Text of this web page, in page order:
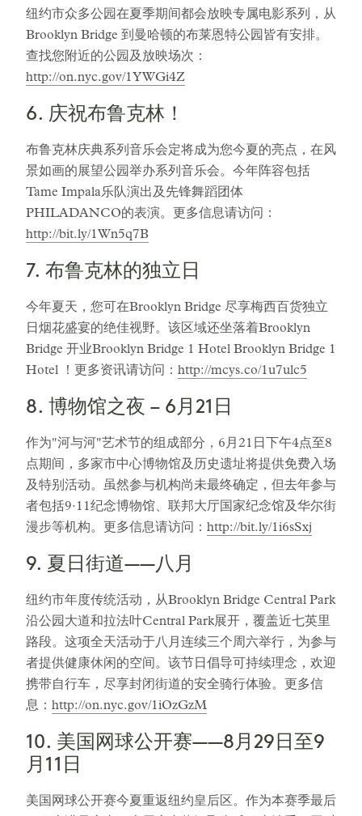
纽约市众多公园在夏季期间都会放映专属电影系列，从
Brooklyn Bridge 到曼哈顿的布莱恩特公园皆有安排。
查找您附近的公园及放映场次：
http://on.nyc.gov/1YWGi4Z
6. 庆祝布鲁克林！
布鲁克林庆典系列音乐会定将成为您今夏的亮点，在风
景如画的展望公园举办系列音乐会。今年阵容包括
Tame Impala乐队演出及先锋舞蹈团体
PHILADANCO的表演。更多信息请访问：
http://bit.ly/1Wn5q7B
7. 布鲁克林的独立日
今年夏天，您可在Brooklyn Bridge 尽享梅西百货独立
日烟花盛宴的绝佳视野。该区域还坐落着Brooklyn
Bridge 开业Brooklyn Bridge 1 Hotel Brooklyn Bridge 1
Hotel ！更多资讯请访问： http://mcys.co/1u7ulc5
8. 博物馆之夜 – 6月21日
作为"河与河"艺术节的组成部分，6月21日下午4点至8
点期间，多家市中心博物馆及历史遗址将提供免费入场
及特别活动。虽然参与机构尚未最终确定，但去年参与
者包括9·11纪念博物馆、联邦大厅国家纪念馆及华尔街
漫步等机构。更多信息请访问： http://bit.ly/1i6sSxj
9. 夏日街道——八月
纽约市年度传统活动，从Brooklyn Bridge Central Park
沿公园大道和拉法叶Central Park展开，覆盖近七英里
路段。这项全天活动于八月连续三个周六举行，为参与
者提供健康休闲的空间。该节日倡导可持续理念，欢迎
携带自行车，尽享封闭街道的安全骑行体验。更多信
息： http://on.nyc.gov/1iOzGzM
10. 美国网球公开赛——8月29日至9
月11日
美国网球公开赛今夏重返纽约皇后区。作为本赛季最后